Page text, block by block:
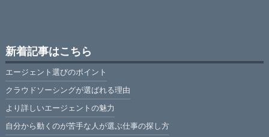
新着記事はこちら
エージェント選びのポイント
クラウドソーシングが選ばれる理由
より詳しいエージェントの魅力
自分から動くのが苦手な人が選ぶ仕事の探し方